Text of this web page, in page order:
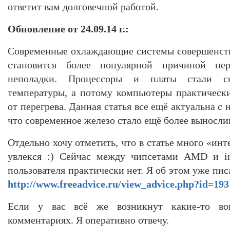
ответит вам долговечной работой.
Обновление от 24.09.14 г.:
Современные охлаждающие системы
становится более популярной причиной
неполадки. Процессоры и платы стали
температуры, а потому компьютеры
от перегрева. Данная статья все ещё актуальна
что современное железо стало ещё более
Отдельно хочу отметить, что в статье много
увлекся :) Сейчас между чипсетами AMD и
пользователя практически нет. Я об этом уже
http://www.freeadvice.ru/view_advice.php?id=193
Если у вас всё же возникнут какие-то
комментариях. Я оперативно отвечу.